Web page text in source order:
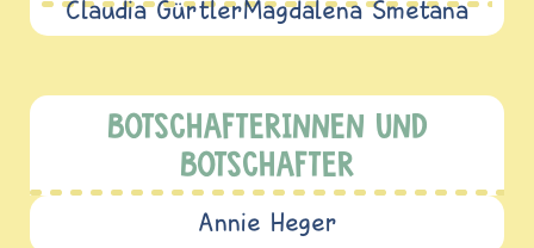
Claudia GürtlerMagdalena Smetana
BOTSCHAFTERINNEN UND
BOTSCHAFTER
Annie Heger